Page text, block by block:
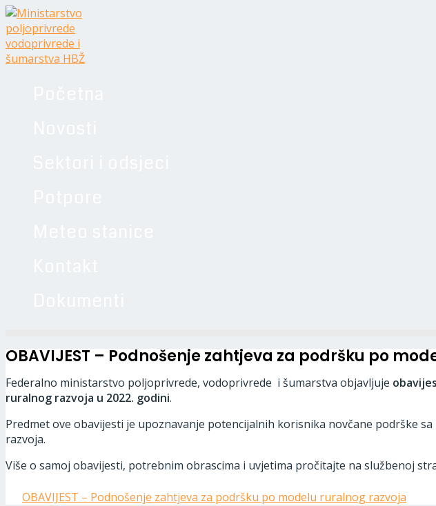
Skip
content
OBAVIJEST – Podnošenje zahtjeva za podršku po
Federalno ministarstvo poljoprivrede, vodoprivrede i šumarstva objavljuje
ruralnog razvoja u 2022. godini.
Predmet ove obavijesti je upoznavanje potencijalnih korisnika novčane podrške
razvoja.
Više o samoj obavijesti, potrebnim obrascima i uvjetima pročitajte na službenoj
OBAVIJEST – Podnošenje zahtjeva za podršku po modelu ruralnog razvoja
Navigacija
objava